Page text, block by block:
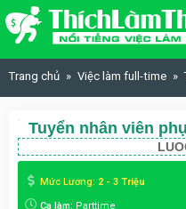
Skip to content
Trang chủ Việc làm full-time
Tuyển nhân viên
Mức Lương: 2 - 3 Triệu
Ca làm: Parttime